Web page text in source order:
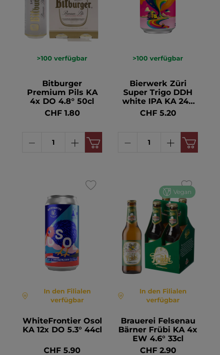
>100 verfügbar
Bitburger
Premium Pils KA
4x DO 4.8° 50cl
CHF 1.80
>100 verfügbar
Bierwerk Züri
Super Trigo DDH
white IPA KA 24x
DO 7.2° 44cl
CHF 5.20
In den Filialen
verfügbar
WhiteFrontier Osol
KA 12x DO 5.3° 44cl
CHF 5.90
Vegan
In den Filialen
verfügbar
Brauerei Felsenau
Bärner Frübi KA 4x
EW 4.6° 33cl
CHF 2.90